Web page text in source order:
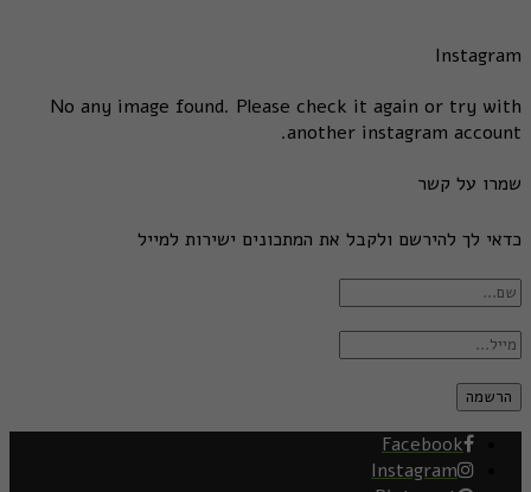
Instagram
No any image found. Please check it again or try with
another instagram account.
שמרו על קשר
כדאי לך להירשם ולקבל את המתכונים ישירות למייל
Facebook
Instagram